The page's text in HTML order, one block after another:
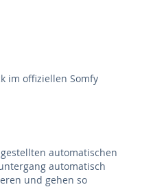
im offiziellen Somfy
automatischen
automatisch
und gehen so